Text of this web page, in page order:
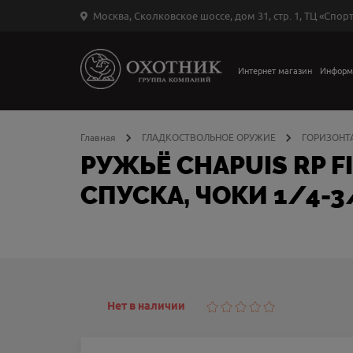
Москва, Сколковское шоссе, дом 31, стр. 1, ТЦ
←
Интернет магазин
Главная ГЛАДКОСТВОЛЬНОЕ ОРУЖИЕ
РУЖЬЁ CHAPUIS
СПУСКА, ЧОКИ 1/4-
Нет в наличии